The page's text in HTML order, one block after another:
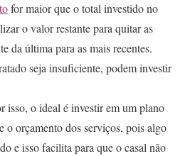
for maior que o total investido no
o valor restante para quitar as
da última para as mais recentes.
seja insuficiente, podem investir
isso, o ideal é investir em um plano
o orçamento dos serviços, pois algo
e isso facilita para que o casal não